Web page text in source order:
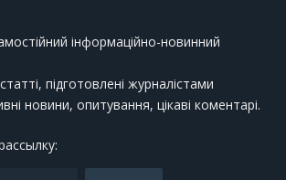
інформаційно-новинний
підготовлені журналістами
новини, опитування, цікаві коментарі.